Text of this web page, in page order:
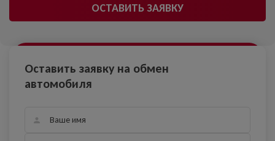
ОСТАВИТЬ ЗАЯВКУ
Оставить заявку на обмен
автомобиля